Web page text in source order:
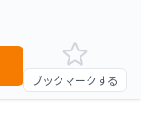
ブックマークする